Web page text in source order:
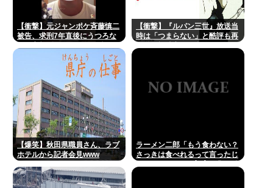
【衝撃】元ジャンポケ斉藤慎二
被告、求刑7年直後にうつろな
る・・・・・・・・・
【衝撃】『ルパン三世』放送当
時は「つまらない」と酷評も再
【爆笑】秋田県職員さん、ラブ
ホテルから記者会見www
ラーメン二郎「もう食わない？
さっきは食べれるって言ったじ